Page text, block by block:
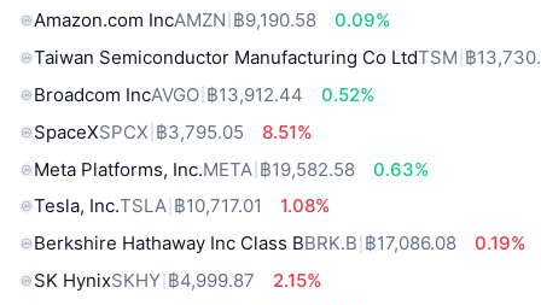
Amazon.com IncAMZN ฿9,190.58
0.09%
Taiwan Semiconductor Manufacturing Co LtdTSM ฿
Broadcom IncAVGO ฿13,912.44
0.52%
SpaceXSPCX ฿3,795.05
8.51%
Meta Platforms, Inc.META ฿19,582.58
0.63%
Tesla, Inc.TSLA ฿10,717.01
1.08%
Berkshire Hathaway Inc Class BBRK.B ฿17,086.08
0.19%
SK HynixSKHY ฿4,999.87
2.15%